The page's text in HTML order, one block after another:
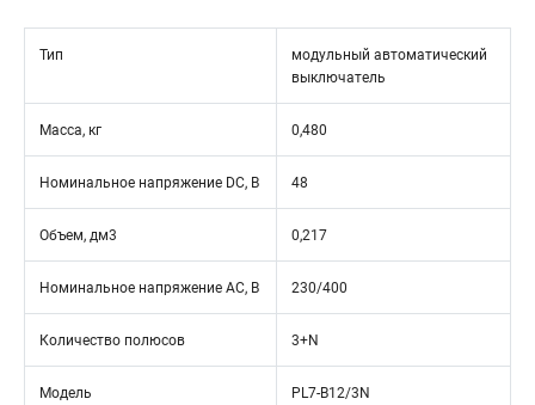
Тип
модульный автоматический
выключатель
Масса, кг 0,480
Номинальное напряжение DC, В 48
Объем, дм3 0,217
Номинальное напряжение АС, В 230/400
Количество полюсов 3+N
Модель PL7-B12/3N